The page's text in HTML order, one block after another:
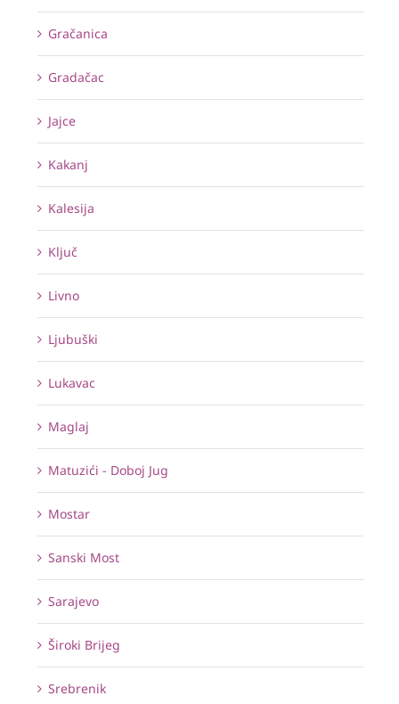
Gračanica
Gradačac
Jajce
Kakanj
Kalesija
Ključ
Livno
Ljubuški
Lukavac
Maglaj
Matuzići - Doboj Jug
Mostar
Sanski Most
Sarajevo
Široki Brijeg
Srebrenik